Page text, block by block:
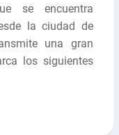
se encuentra
la ciudad de
una gran
los siguientes